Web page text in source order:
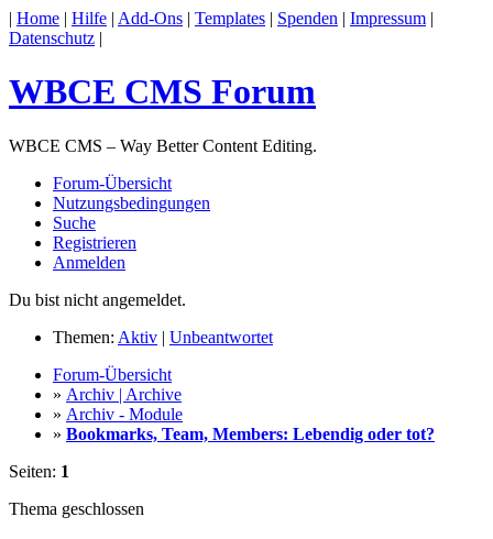
| Home | Hilfe | Add-Ons | Templates | Spenden | Impressum |
Datenschutz |
WBCE CMS Forum
WBCE CMS – Way Better Content Editing.
Forum-Übersicht
Nutzungsbedingungen
Suche
Registrieren
Anmelden
Du bist nicht angemeldet.
Themen: Aktiv | Unbeantwortet
Forum-Übersicht
» Archiv | Archive
» Archiv - Module
» Bookmarks, Team, Members: Lebendig oder tot?
Seiten: 1
Thema geschlossen